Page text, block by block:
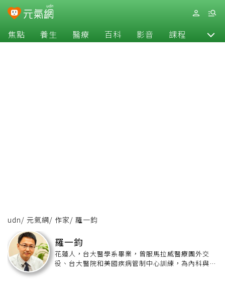
焦點 養生 醫療 百科 影音 課程 退休
udn/ 元氣網/ 作家/ 羅一鈞
羅一鈞
花蓮人，台大醫學系畢業，曾服馬拉威醫療團外交
役、台大醫院和美國疾病管制中心訓練，為內科與感